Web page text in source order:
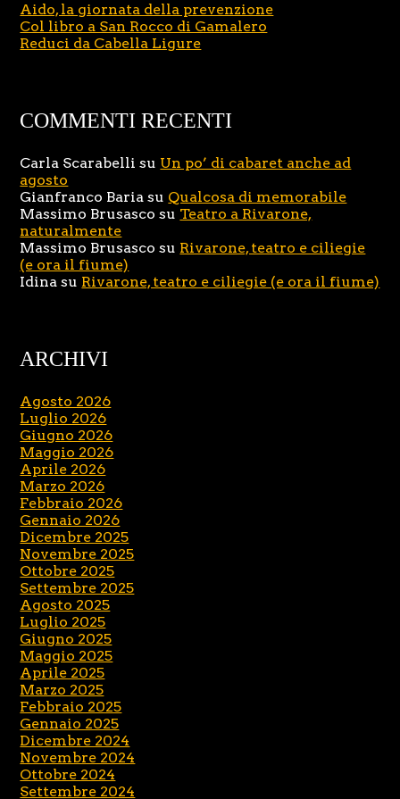
Aido, la giornata della prevenzione
Col libro a San Rocco di Gamalero
Reduci da Cabella Ligure
COMMENTI RECENTI
Carla Scarabelli su Un po’ di cabaret anche ad
agosto
Gianfranco Baria su Qualcosa di memorabile
Massimo Brusasco su Teatro a Rivarone,
naturalmente
Massimo Brusasco su Rivarone, teatro e ciliegie
(e ora il fiume)
Idina su Rivarone, teatro e ciliegie (e ora il fiume)
ARCHIVI
Agosto 2026
Luglio 2026
Giugno 2026
Maggio 2026
Aprile 2026
Marzo 2026
Febbraio 2026
Gennaio 2026
Dicembre 2025
Novembre 2025
Ottobre 2025
Settembre 2025
Agosto 2025
Luglio 2025
Giugno 2025
Maggio 2025
Aprile 2025
Marzo 2025
Febbraio 2025
Gennaio 2025
Dicembre 2024
Novembre 2024
Ottobre 2024
Settembre 2024